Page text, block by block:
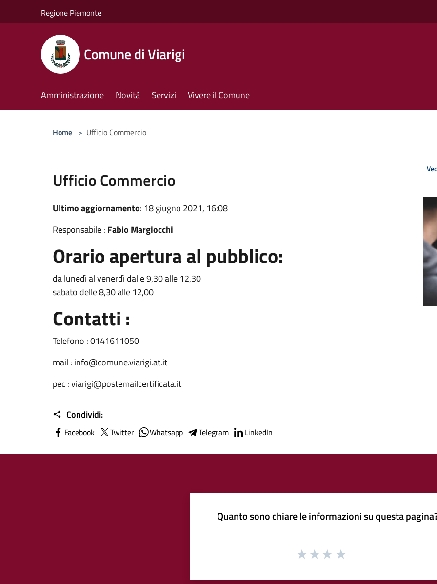
Regione Piemonte
Comune di Viarigi
Amministrazione Novità Servizi Vivere il Comune
Home > Ufficio Commercio
Ufficio Commercio
Ultimo aggiornamento: 18 giugno 2021, 16:08
Responsabile : Fabio Margiocchi
Orario apertura al pubblico:
da lunedì al venerdì dalle 9,30 alle 12,30
sabato delle 8,30 alle 12,00
Contatti :
Telefono : 0141611050
mail : info@comune.viarigi.at.it
pec : viarigi@postemailcertificata.it
Condividi:
Facebook Twitter Whatsapp Telegram LinkedIn
Quanto sono chiare le informazioni su questa